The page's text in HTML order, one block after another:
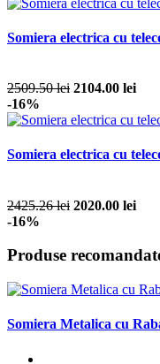
Somiera electrica cu
2509.50 lei 2104.00 lei
-16%
Somiera electrica cu
2425.26 lei 2020.00 lei
-16%
Produse
Somiera Metalica cu